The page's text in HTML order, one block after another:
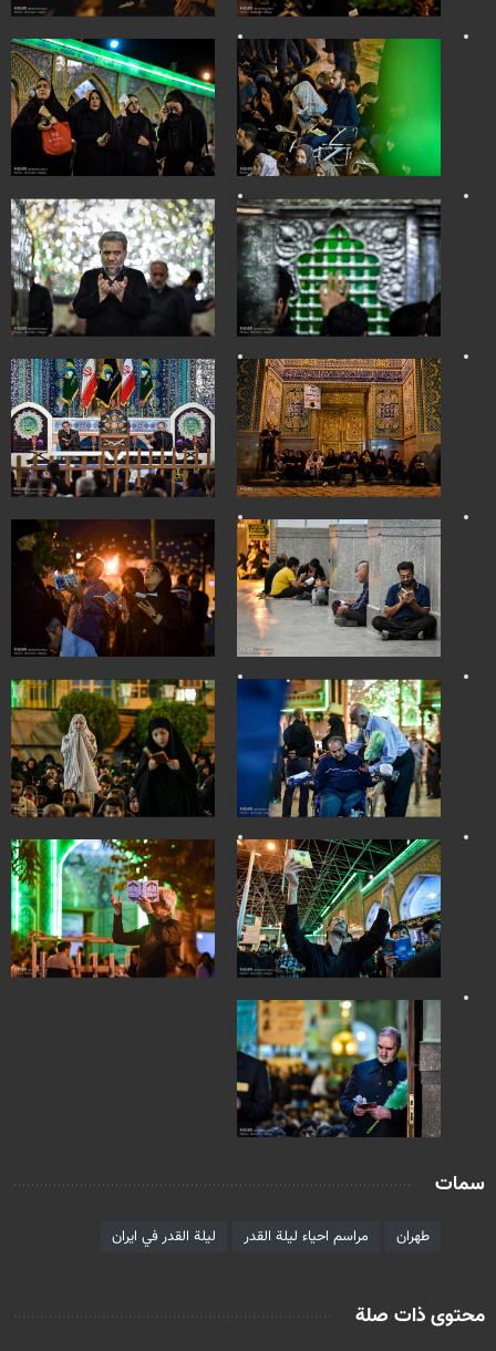
سمات
طهران مراسم احياء ليلة القدر ليلة القدر في ايران
محتوى ذات صلة